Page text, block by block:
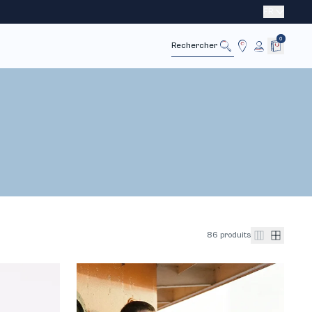
Annuler
Rechercher
0
86 produits